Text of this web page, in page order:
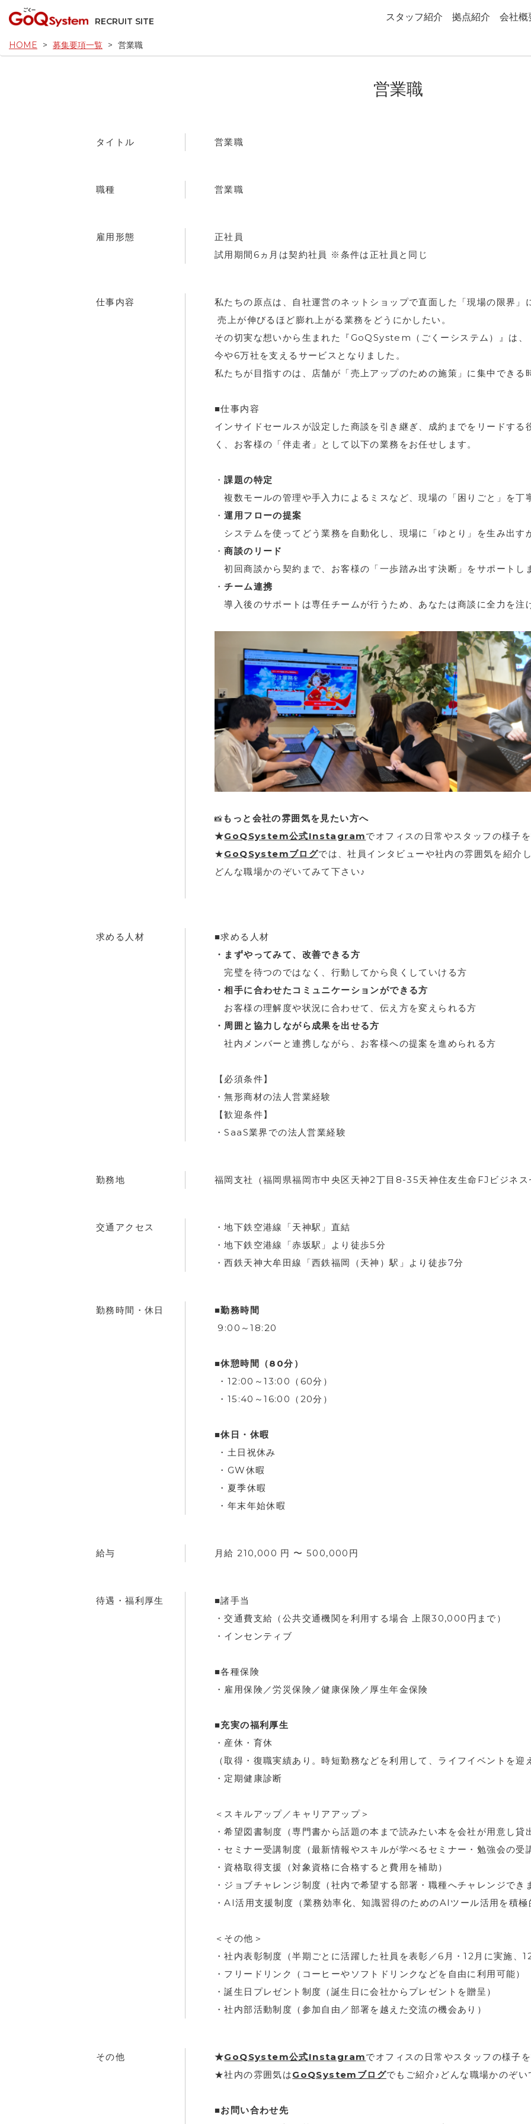
RECRUIT SITE スタッフ紹介 拠点紹介 会社概
HOME 募集要項一覧 営業職
営業職
タイトル 営業職
職種 営業職
雇用形態
正社員
試用期間6ヵ月は契約社員 ※条件は正社員と同じ
仕事内容
私たちの原点は、自社運営のネットショップで直面した「現場の限界」
売上が伸びるほど膨れ上がる業務をどうにかしたい。
その切実な想いから生まれた『GoQSystem（ごくーシステム）』は、
今や6万社を支えるサービスとなりました。
私たちが目指すのは、店舗が「売上アップのための施策」に集中できる
■仕事内容
インサイドセールスが設定した商談を引き継ぎ、成約までをリードする
く、お客様の「伴走者」として以下の業務をお任せします。
・課題の特定
複数モールの管理や手入力によるミスなど、現場の「困りごと」を丁
・運用フローの提案
システムを使ってどう業務を自動化し、現場に「ゆとり」を生み出す
・商談のリード
初回商談から契約まで、お客様の「一歩踏み出す決断」をサポートし
・チーム連携
導入後のサポートは専任チームが行うため、あなたは商談に全力を注
📸もっと会社の雰囲気を見たい方へ
★GoQSystem公式Instagramでオフィスの日常やスタッフの様子を
★GoQSystemブログでは、社員インタビューや社内の雰囲気を紹介し
どんな職場かのぞいてみて下さい♪
求める人材
■求める人材
・まずやってみて、改善できる方
完璧を待つのではなく、行動してから良くしていける方
・相手に合わせたコミュニケーションができる方
お客様の理解度や状況に合わせて、伝え方を変えられる方
・周囲と協力しながら成果を出せる方
社内メンバーと連携しながら、お客様への提案を進められる方
【必須条件】
・無形商材の法人営業経験
【歓迎条件】
・SaaS業界での法人営業経験
勤務地 福岡支社（福岡県福岡市中央区天神2丁目8-35天神住友生命FJビジネス
交通アクセス
・地下鉄空港線「天神駅」直結
・地下鉄空港線「赤坂駅」より徒歩5分
・西鉄天神大牟田線「西鉄福岡（天神）駅」より徒歩7分
勤務時間・休日
■勤務時間
9:00～18:20
■休憩時間（80分）
・12:00～13:00（60分）
・15:40～16:00（20分）
■休日・休暇
・土日祝休み
・GW休暇
・夏季休暇
・年末年始休暇
給与 月給 210,000 円 〜 500,000円
待遇・福利厚生
■諸手当
・交通費支給（公共交通機関を利用する場合 上限30,000円まで）
・インセンティブ
■各種保険
・雇用保険／労災保険／健康保険／厚生年金保険
■充実の福利厚生
・産休・育休
（取得・復職実績あり。時短勤務などを利用して、ライフイベントを迎
・定期健康診断
＜スキルアップ／キャリアアップ＞
・希望図書制度（専門書から話題の本まで読みたい本を会社が用意し貸
・セミナー受講制度（最新情報やスキルが学べるセミナー・勉強会の受
・資格取得支援（対象資格に合格すると費用を補助）
・ジョブチャレンジ制度（社内で希望する部署・職種へチャレンジでき
・AI活用支援制度（業務効率化、知識習得のためのAIツール活用を積極
＜その他＞
・社内表彰制度（半期ごとに活躍した社員を表彰／6月・12月に実施、
・フリードリンク（コーヒーやソフトドリンクなどを自由に利用可能）
・誕生日プレゼント制度（誕生日に会社からプレゼントを贈呈）
・社内部活動制度（参加自由／部署を越えた交流の機会あり）
その他 ★GoQSystem公式Instagramでオフィスの日常やスタッフの様子を
★社内の雰囲気はGoQSystemブログでもご紹介♪どんな職場かのぞい
■お問い合わせ先